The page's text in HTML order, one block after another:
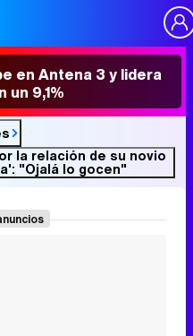
en Antena 3 y lidera
un 9,1%
la relación de su novio
"Ojalá lo gocen"